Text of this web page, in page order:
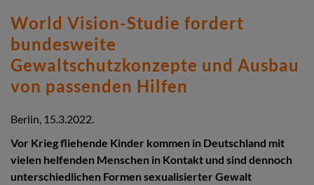
World Vision-Studie fordert
bundesweite
Gewaltschutzkonzepte und Ausbau
von passenden Hilfen
Berlin, 15.3.2022.
Vor Krieg fliehende Kinder kommen in Deutschland mit
vielen helfenden Menschen in Kontakt und sind dennoch
unterschiedlichen Formen sexualisierter Gewalt